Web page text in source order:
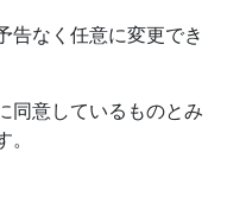
告なく任意に変更でき
同意しているものとみ
。